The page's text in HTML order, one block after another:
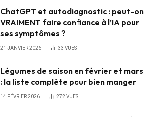
ChatGPT et autodiagnostic : peut-on
VRAIMENT faire confiance à l’IA pour
ses symptômes ?
21 JANVIER 2026 33 VUES
Légumes de saison en février et mars
: la liste complète pour bien manger
14 FÉVRIER 2026 272VUES